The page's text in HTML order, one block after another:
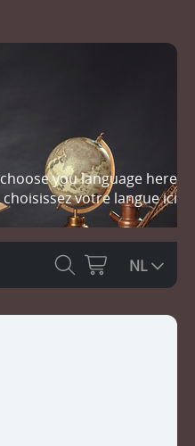
choose you language here
choisissez votre langue ici
NL